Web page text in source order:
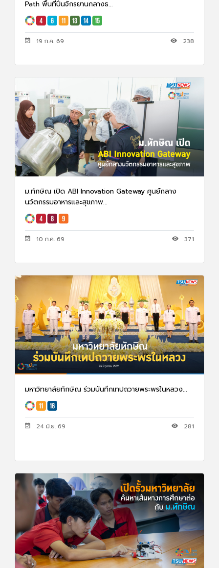
Path พื้นที่ปั่นจักรยานกลางธ...
19 ก.ค. 69 238
ม.ทักษิณ เปิด ABI Innovation Gateway ศูนย์กลาง
นวัตกรรมอาหารและสุขภาพ...
10 ก.ค. 69 371
มหาวิทยาลัยทักษิณ ร่วมบันทึกเทปถวายพระพรในหลวง...
24 มิ.ย. 69 281